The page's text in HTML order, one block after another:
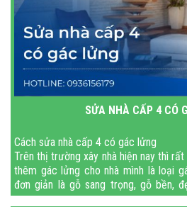
SỬA NHÀ CẤP 4 CÓ
Cách sửa nhà cấp 4 có gác lửng
Trên thị trường xây nhà hiện nay thì
thêm gác lửng cho nhà mình là loại
đơn giản là gỗ sang trọng, gỗ bền,
bằng gỗ